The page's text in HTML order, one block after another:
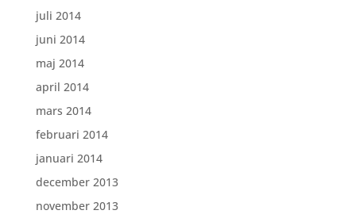
juli 2014
juni 2014
maj 2014
april 2014
mars 2014
februari 2014
januari 2014
december 2013
november 2013